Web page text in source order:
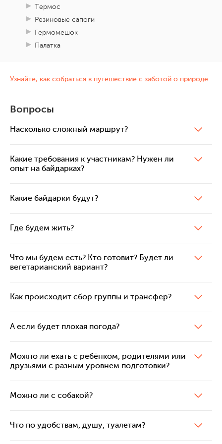
Термос
Резиновые сапоги
Гермомешок
Палатка
Узнайте, как собраться в путешествие с заботой о природе
Вопросы
Насколько сложный маршрут?
Какие требования к участникам? Нужен ли
опыт на байдарках?
Какие байдарки будут?
Где будем жить?
Что мы будем есть? Кто готовит? Будет ли
вегетарианский вариант?
Как происходит сбор группы и трансфер?
А если будет плохая погода?
Можно ли ехать с ребёнком, родителями или
друзьями с разным уровнем подготовки?
Можно ли с собакой?
Что по удобствам, душу, туалетам?